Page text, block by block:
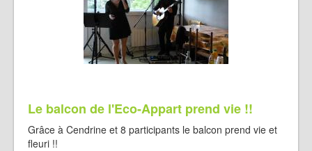
Le balcon de l'Eco-Appart prend vie !!
Grâce à Cendrine et 8 participants le balcon prend vie et
fleuri !!